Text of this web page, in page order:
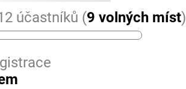
účastníků (9 volných míst)